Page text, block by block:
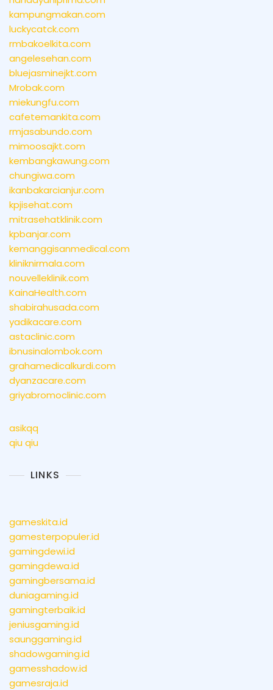
kampungmakan.com
luckycatck.com
rmbakoelkita.com
angelesehan.com
bluejasminejkt.com
Mrobak.com
miekungfu.com
cafetemankita.com
rmjasabundo.com
mimoosajkt.com
kembangkawung.com
chungiwa.com
ikanbakarcianjur.com
kpjisehat.com
mitrasehatklinik.com
kpbanjar.com
kemanggisanmedical.com
kliniknirmala.com
nouvelleklinik.com
KainaHealth.com
shabirahusada.com
yadikacare.com
astaclinic.com
ibnusinalombok.com
grahamedicalkurdi.com
dyanzacare.com
griyabromoclinic.com
asikqq
qiu qiu
LINKS
gameskita.id
gamesterpopuler.id
gamingdewi.id
gamingdewa.id
gamingbersama.id
duniagaming.id
gamingterbaik.id
jeniusgaming.id
saunggaming.id
shadowgaming.id
gamesshadow.id
gamesraja.id